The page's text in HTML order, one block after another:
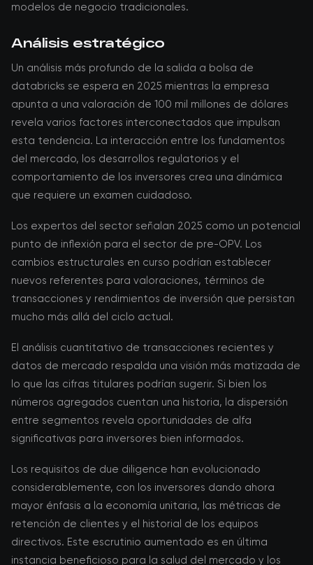
modelos de negocio tradicionales.
Análisis estratégico
Un análisis más profundo de la salida a bolsa de
databricks se espera en 2025 mientras la empresa
apunta a una valoración de 100 mil millones de dólares
revela varios factores interconectados que impulsan
esta tendencia. La interacción entre los fundamentos
del mercado, los desarrollos regulatorios y el
comportamiento de los inversores crea una dinámica
que requiere un examen cuidadoso.
Los expertos del sector señalan 2025 como un potencial
punto de inflexión para el sector de pre-OPV. Los
cambios estructurales en curso podrían establecer
nuevos referentes para valoraciones, términos de
transacciones y rendimientos de inversión que persistan
mucho más allá del ciclo actual.
El análisis cuantitativo de transacciones recientes y
datos de mercado respalda una visión más matizada de
lo que las cifras titulares podrían sugerir. Si bien los
números agregados cuentan una historia, la dispersión
entre segmentos revela oportunidades de alfa
significativas para inversores bien informados.
Los requisitos de due diligence han evolucionado
considerablemente, con los inversores dando ahora
mayor énfasis a la economía unitaria, las métricas de
retención de clientes y el historial de los equipos
directivos. Este escrutinio aumentado es en última
instancia beneficioso para la salud del mercado y los